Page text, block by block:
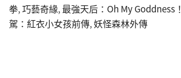
拳,巧藝奇緣,最強天后：Oh My Goddness！
駕：紅衣小女孩前傳,妖怪森林外傳